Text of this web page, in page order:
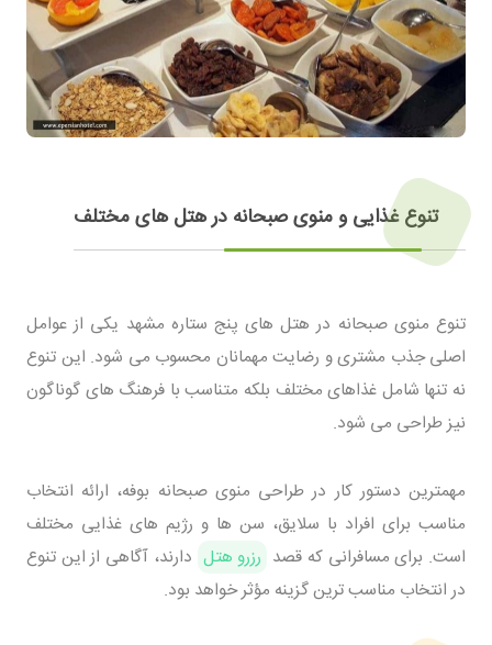
تنوع غذایی و منوی صبحانه در هتل های مختلف
تنوع منوی صبحانه در هتل های پنج ستاره مشهد یکی از عوامل
اصلی جذب مشتری و رضایت مهمانان محسوب می شود. این تنوع
نه تنها شامل غذاهای مختلف بلکه متناسب با فرهنگ های گوناگون
نیز طراحی می شود.
مهمترین دستور کار در طراحی منوی صبحانه بوفه، ارائه انتخاب
مناسب برای افراد با سلایق، سن ها و رژیم های غذایی مختلف
است. برای مسافرانی که قصد رزرو هتل دارند، آگاهی از این تنوع
در انتخاب مناسب ترین گزینه مؤثر خواهد بود.